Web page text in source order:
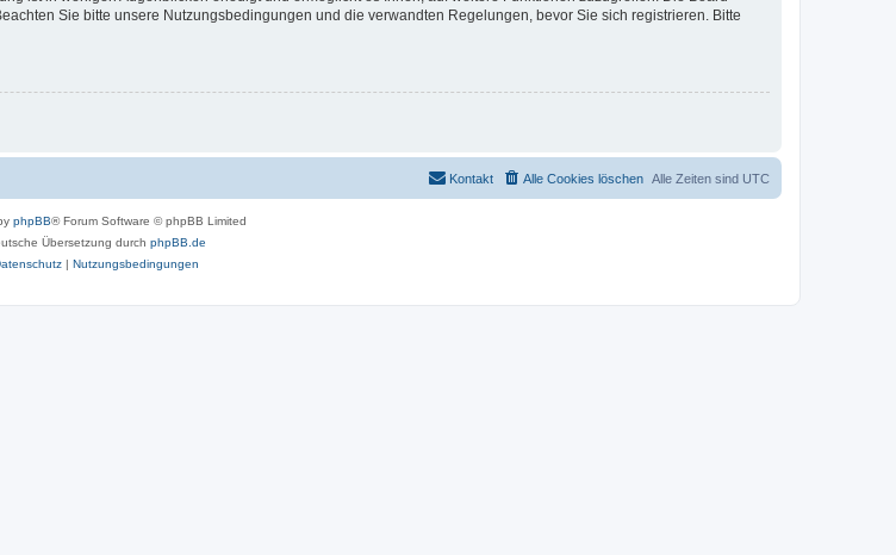
Sie bitte unsere Nutzungsbedingungen und die verwandten Regelungen, bevor Sie sich registrieren. Bitte
Alle Zeiten sind UTC
Alle Cookies löschen
Kontakt
phpBB® Forum Software © phpBB Limited
Übersetzung durch phpBB.de
| Nutzungsbedingungen